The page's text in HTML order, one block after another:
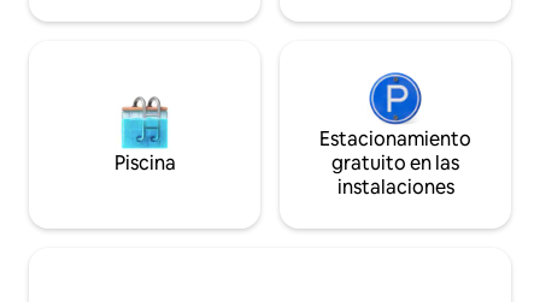
Piscina
Estacionamiento
gratuito en las
instalaciones